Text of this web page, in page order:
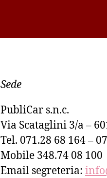
Sede
PubliCar s.n.c.
Via Scataglini 3/a –
Tel. 071.28 68 164 –
Mobile 348.74 08 100
Email segreteria: